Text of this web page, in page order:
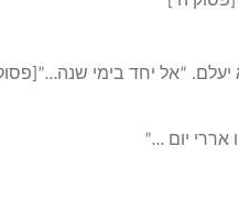
“אל יחד בימי שנה…”[פסוק
אררי יום …”